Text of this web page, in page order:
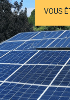
VOUS